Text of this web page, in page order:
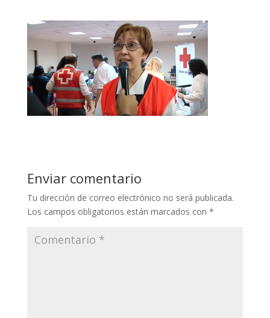
Enviar comentario
Tu dirección de correo electrónico no será publicada.
Los campos obligatorios están marcados con *